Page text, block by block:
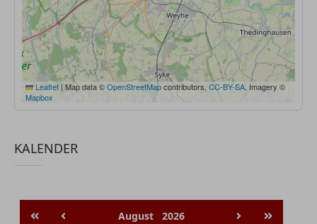
Leaflet | Map data ©OpenStreetMapcontributors, CC-BY-SA , Imagery ©
Mapbox
KALENDER
August 2026